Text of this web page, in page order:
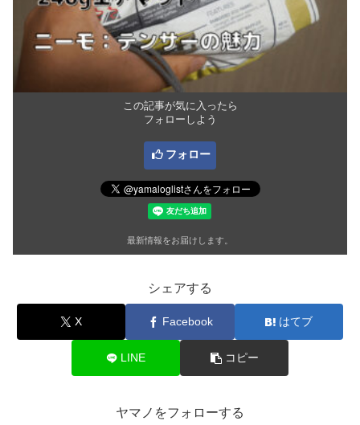
この記事が気に入ったら
フォローしよう
フォロー
最新情報をお届けします。
シェアする
X Facebook はてブ
LINE コピー
ヤマノをフォローする